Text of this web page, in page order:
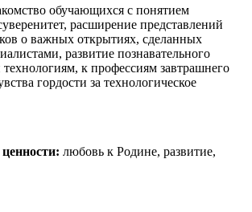
обучающихся с понятием
расширение представлений
о важных открытиях, сделанных
развитие познавательного
технологиям, к профессиям завтрашнего
гордости за технологическое
любовь к Родине, развитие,